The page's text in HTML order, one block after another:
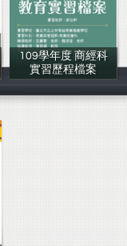
109學年度 商經科
實習歷程檔案
鄒文軒